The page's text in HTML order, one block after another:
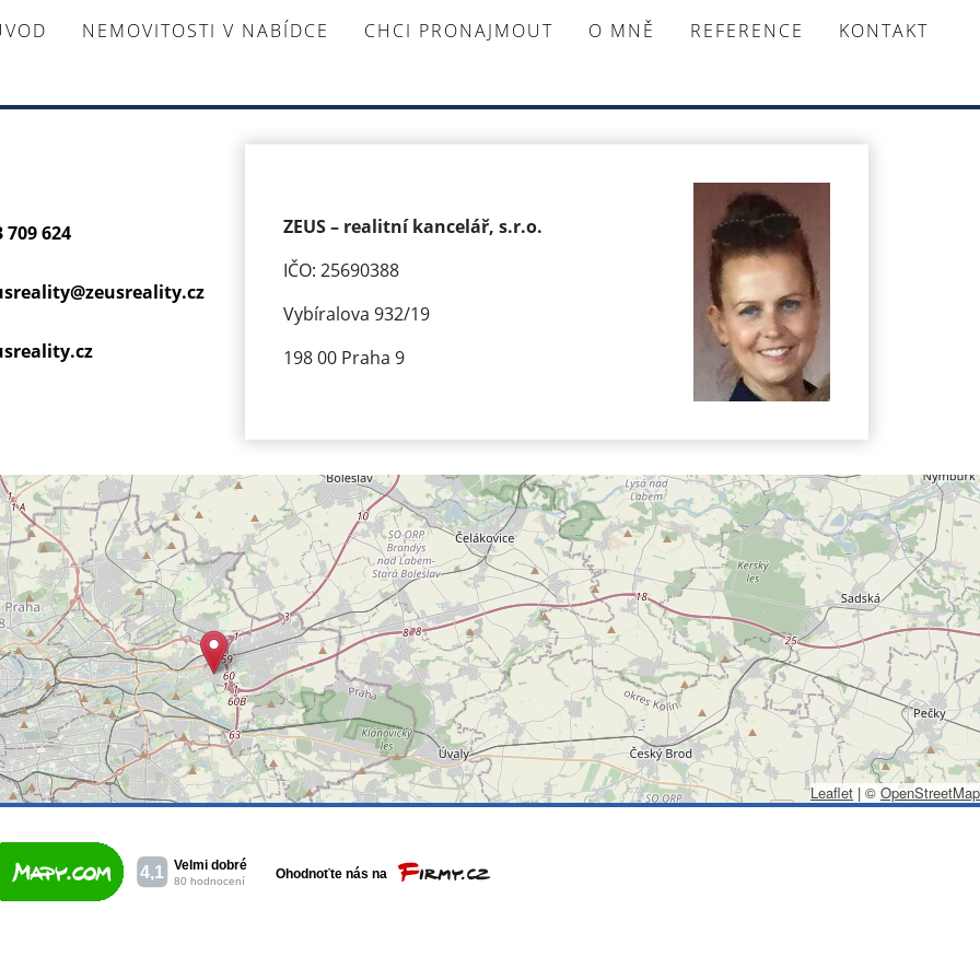
NEMOVITOSTI V NABÍDCE CHCI PRONAJMOUT O MNĚ REFERENCE KONTAKT
709 624
zeusreality.cz
ZEUS – realitní kancelář, s.r.o.
IČO: 25690388
Vybíralova 932/19
198 00 Praha 9
Leaflet | © OpenStreetMap